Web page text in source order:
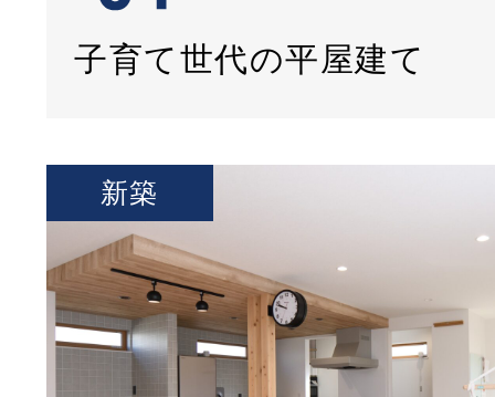
子育て世代の平屋建て
新築